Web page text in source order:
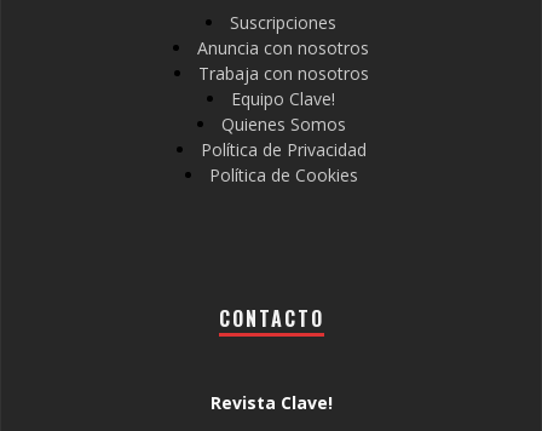
Suscripciones
Anuncia con nosotros
Trabaja con nosotros
Equipo Clave!
Quienes Somos
Política de Privacidad
Política de Cookies
CONTACTO
Revista Clave!